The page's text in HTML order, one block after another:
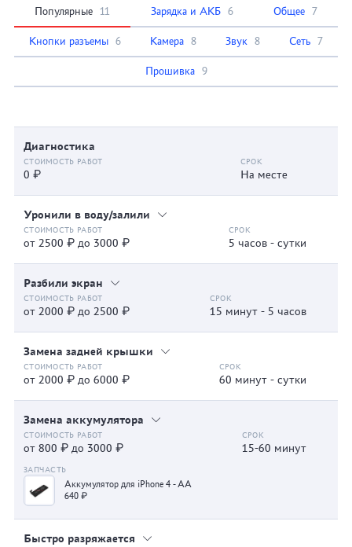
Популярные 11 Зарядка и АКБ 6 Общее 7
Кнопки разъемы 6 Камера 8 Звук 8 Сеть 7
Прошивка 9
Диагностика
0 ₽ На месте
Уронили в воду/залили
от 2500 ₽ до 3000 ₽ 5 часов - сутки
Разбили экран
от 2000 ₽ до 2500 ₽ 15 минут - 5 часов
Замена задней крышки
от 2000 ₽ до 6000 ₽ 60 минут - сутки
Замена аккумулятора
от 800 ₽ до 3000 ₽ 15-60 минут
Аккумулятор для iPhone 4 - AA
640 ₽
Быстро разряжается